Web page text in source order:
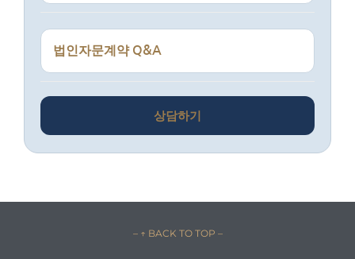
법인자문계약 Q&A
상담하기
– ↑ BACK TO TOP –